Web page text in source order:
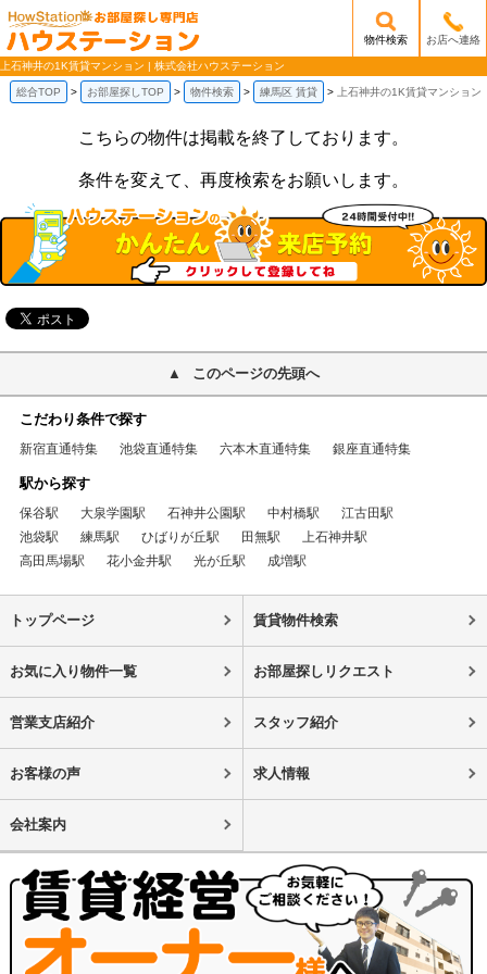
/mobile_img/head-logo.png
物件検索 お店へ連絡
上石神井の1K賃貸マンション | 株式会社ハウステーション
総合TOP お部屋探しTOP 物件検索 練馬区 賃貸 上石神井の1K賃貸マンション
こちらの物件は掲載を終了しております。
条件を変えて、再度検索をお願いします。
このページの先頭へ
こだわり条件で探す
新宿直通特集 池袋直通特集 六本木直通特集 銀座直通特集
駅から探す
保谷駅 大泉学園駅 石神井公園駅 中村橋駅
江古田駅
池袋駅
練馬駅 ひばりが丘駅 田無駅
上石神井駅
高田馬場駅
花小金井駅 光が丘駅 成増駅
トップページ 賃貸物件検索
お気に入り物件一覧 お部屋探しリクエスト
営業支店紹介 スタッフ紹介
お客様の声 求人情報
会社案内